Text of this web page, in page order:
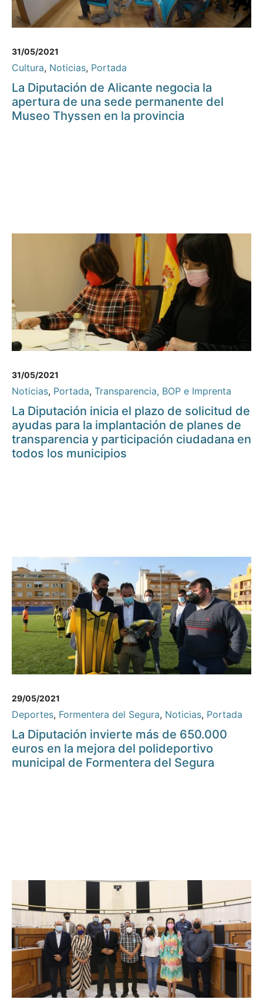
31/05/2021
Cultura, Noticias, Portada
La Diputación de Alicante negocia la
apertura de una sede permanente del
Museo Thyssen en la provincia
31/05/2021
Noticias, Portada, Transparencia, BOP e Imprenta
La Diputación inicia el plazo de solicitud de
ayudas para la implantación de planes de
transparencia y participación ciudadana en
todos los municipios
29/05/2021
Deportes, Formentera del Segura, Noticias, Portada
La Diputación invierte más de 650.000
euros en la mejora del polideportivo
municipal de Formentera del Segura